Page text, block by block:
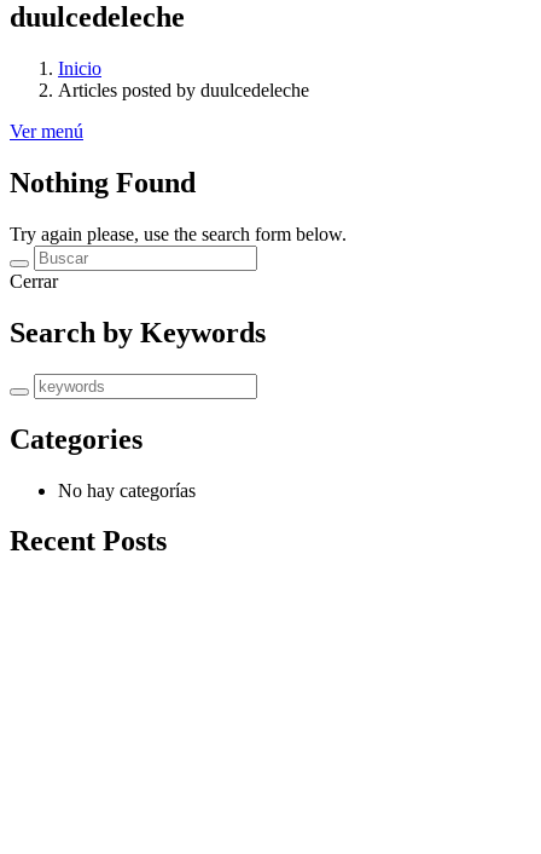
duulcedeleche
Inicio
Articles posted by duulcedeleche
Ver menú
Nothing Found
Try again please, use the search form below.
Cerrar
Search by Keywords
Categories
No hay categorías
Recent Posts